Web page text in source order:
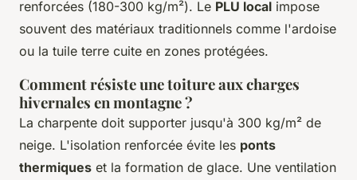
renforcées (180-300 kg/m²). Le PLU local impose
souvent des matériaux traditionnels comme l'ardoise
ou la tuile terre cuite en zones protégées.
Comment résiste une toiture aux charges
hivernales en montagne ?
La charpente doit supporter jusqu'à 300 kg/m² de
neige. L'isolation renforcée évite les ponts
thermiques et la formation de glace. Une ventilation